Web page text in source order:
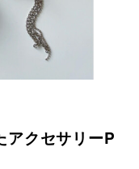
アクセサリーP